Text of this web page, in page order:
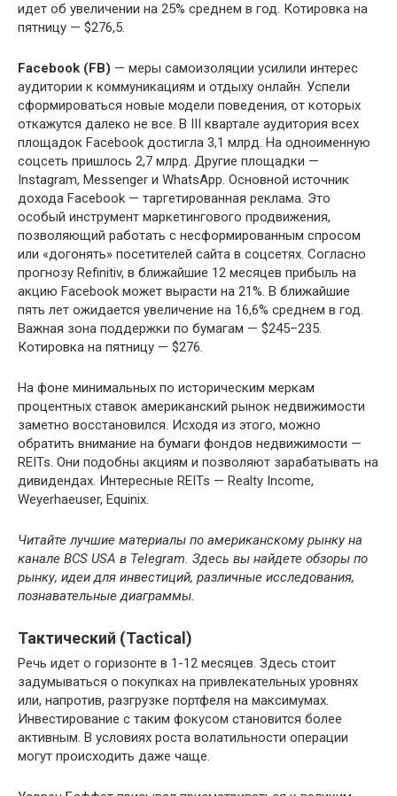
идет об увеличении на 25% среднем в год. Котировка на
пятницу — $276,5.
Facebook (FB) — меры самоизоляции усилили интерес
аудитории к коммуникациям и отдыху онлайн. Успели
сформироваться новые модели поведения, от которых
откажутся далеко не все. В III квартале аудитория всех
площадок Fасеbооk достигла 3,1 млрд. На одноименную
соцсеть пришлось 2,7 млрд. Другие площадки —
Instagram, Messenger и WhatsApp. Основной источник
дохода Facebook — таргетированная реклама. Это
особый инструмент маркетингового продвижения,
позволяющий работать с несформированным спросом
или «догонять» посетителей сайта в соцсетях. Согласно
прогнозу Refinitiv, в ближайшие 12 месяцев прибыль на
акцию Facebook может вырасти на 21%. В ближайшие
пять лет ожидается увеличение на 16,6% среднем в год.
Важная зона поддержки по бумагам — $245–235.
Котировка на пятницу — $276.
На фоне минимальных по историческим меркам
процентных ставок американский рынок недвижимости
заметно восстановился. Исходя из этого, можно
обратить внимание на бумаги фондов недвижимости —
REITs. Они подобны акциям и позволяют зарабатывать на
дивидендах. Интересные REITs — Realty Income,
Weyerhaeuser, Equinix.
Читайте лучшие материалы по американскому рынку на
канале BCS USA в Telegram. Здесь вы найдете обзоры по
рынку, идеи для инвестиций, различные исследования,
познавательные диаграммы.
Тактический (Tactical)
Речь идет о горизонте в 1-12 месяцев. Здесь стоит
задумываться о покупках на привлекательных уровнях
или, напротив, разгрузке портфеля на максимумах.
Инвестирование с таким фокусом становится более
активным. В условиях роста волатильности операции
могут происходить даже чаще.